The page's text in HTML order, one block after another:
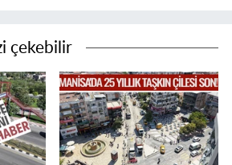
çekebilir